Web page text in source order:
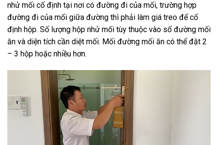
nhử mối cố định tại nơi có đường đi của mối, trường hợp
đường đi của mối giữa đường thì phải làm giá treo để cố
định hộp. Số lượng hộp nhử mối tùy thuộc vào số đường mối
ăn và diện tích cần diệt mối. Mối đường mối ăn có thể đặt 2
– 3 hộp hoặc nhiều hơn.